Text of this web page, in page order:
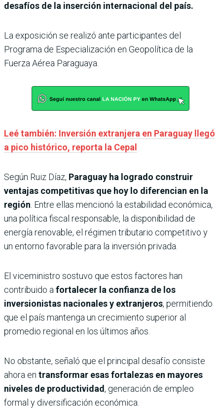
desafíos de la inserción internacional del país.
La exposición se realizó ante participantes del
Programa de Especialización en Geopolítica de la
Fuerza Aérea Paraguaya.
Leé también: Inversión extranjera en Paraguay llegó
a pico histórico, reporta la Cepal
Según Ruiz Díaz, Paraguay ha logrado construir
ventajas competitivas que hoy lo diferencian en la
región. Entre ellas mencionó la estabilidad económica,
una política fiscal responsable, la disponibilidad de
energía renovable, el régimen tributario competitivo y
un entorno favorable para la inversión privada.
El viceministro sostuvo que estos factores han
contribuido afortalecer la confianza de los
inversionistas nacionales y extranjeros, permitiendo
que el país mantenga un crecimiento superior al
promedio regional en los últimos años.
No obstante, señaló que el principal desafío consiste
ahora en transformar esas fortalezas en mayores
niveles de productividad, generación de empleo
formal y diversificación económica.